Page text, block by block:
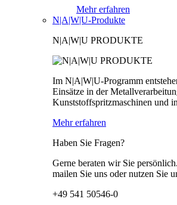
Mehr erfahren
N|A|W|U-Produkte
N|A|W|U PRODUKTE
Im N|A|W|U-Programm
Einsätze in der
Kunststoffspritzmaschinen und
Mehr erfahren
Haben Sie Fragen?
Gerne beraten wir Sie
mailen Sie uns oder nutzen Sie
+49 541 50546-0